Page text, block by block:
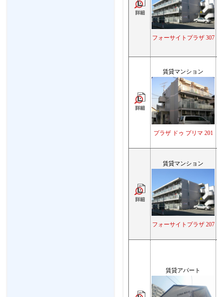
フォーサイトプラザ 307
賃貸マンション
プラザ ドゥ プリマ 201
賃貸マンション
フォーサイトプラザ 207
賃貸アパート